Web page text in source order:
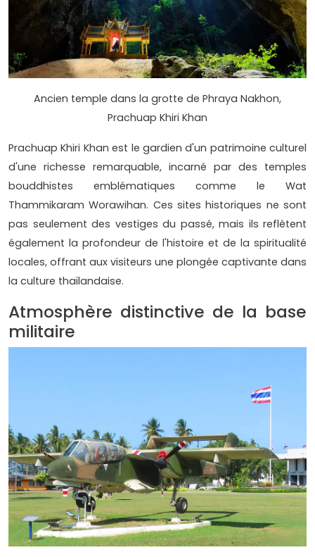
Ancien temple dans la grotte de Phraya Nakhon,
Prachuap Khiri Khan
Prachuap Khiri Khan est le gardien d'un patrimoine culturel
d'une richesse remarquable, incarné par des temples
bouddhistes emblématiques comme le Wat
Thammikaram Worawihan. Ces sites historiques ne sont
pas seulement des vestiges du passé, mais ils reflètent
également la profondeur de l'histoire et de la spiritualité
locales, offrant aux visiteurs une plongée captivante dans
la culture thaïlandaise.
Atmosphère distinctive de la base
militaire